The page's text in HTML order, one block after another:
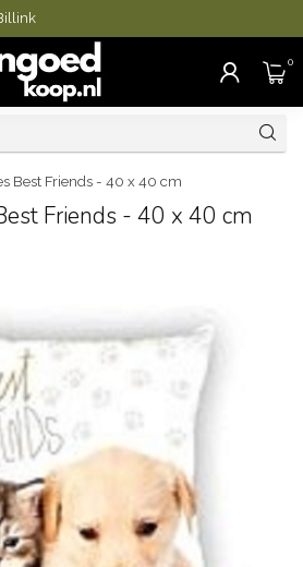
0
Best Friends - 40 x 40 cm
Friends - 40 x 40 cm